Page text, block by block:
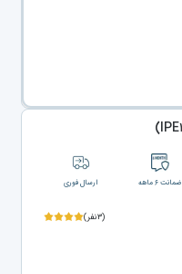
ضمانت ۶ ماهه ارسال فوری
(۳نفر)